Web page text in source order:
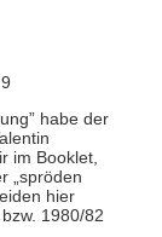
habe der
im Booklet,
„spröden
hier
1980/82